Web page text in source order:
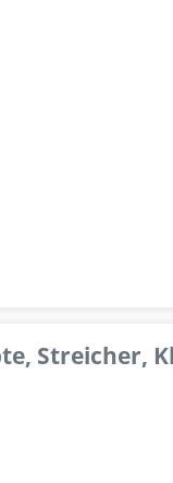
Streicher,